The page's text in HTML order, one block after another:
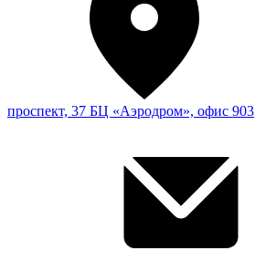
проспект, 37 БЦ «Аэродром», офис 903